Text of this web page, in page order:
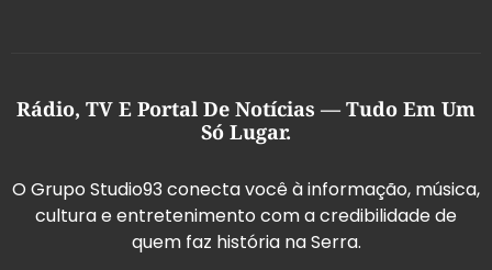
Rádio, TV E Portal De Notícias — Tudo Em Um
Só Lugar.
O Grupo Studio93 conecta você à informação, música,
cultura e entretenimento com a credibilidade de
quem faz história na Serra.